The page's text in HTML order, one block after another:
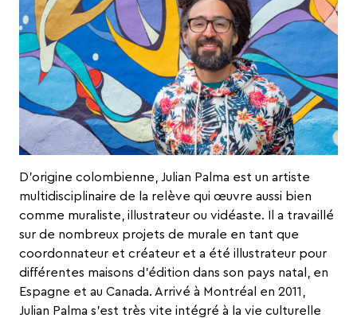
D’origine colombienne, Julian Palma est un artiste
multidisciplinaire de la relève qui œuvre aussi bien
comme muraliste, illustrateur ou vidéaste. Il a travaillé
sur de nombreux projets de murale en tant que
coordonnateur et créateur et a été illustrateur pour
différentes maisons d’édition dans son pays natal, en
Espagne et au Canada. Arrivé à Montréal en 2011,
Julian Palma s’est très vite intégré à la vie culturelle